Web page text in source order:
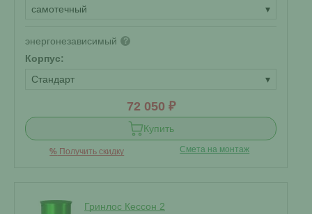
самотечный
▾
энергонезависимый ?
Корпус:
Стандарт
▾
72 050 ₽
Купить
% Получить скидку Смета на монтаж
Гринлос Кессон 2